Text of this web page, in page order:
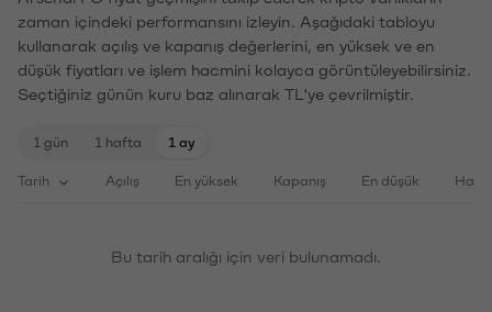
zaman içindeki performansını izleyin. Aşağıdaki tabloyu
kullanarak açılış ve kapanış değerlerini, en yüksek ve en
düşük fiyatları ve işlem hacmini kolayca görüntüleyebilirsiniz.
Seçtiğiniz günün kuru baz alınarak TL'ye çevrilmiştir.
1 gün 1 hafta 1 ay
Tarih Açılış En yüksek Kapanış En düşük
Bu tarih aralığı için veri bulunamadı.